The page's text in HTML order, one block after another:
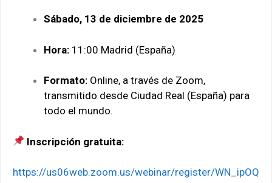
Sábado, 13 de diciembre de 2025
Hora: 11:00 Madrid (España)
Formato: Online, a través de Zoom,
transmitido desde Ciudad Real (España) para
todo el mundo.
Inscripción gratuita:
https://us06web.zoom.us/webinar/register/WN_ipOQ